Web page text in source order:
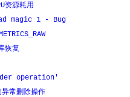
源耗用
magic 1 - Bug
恢复
operation'
常删除操作